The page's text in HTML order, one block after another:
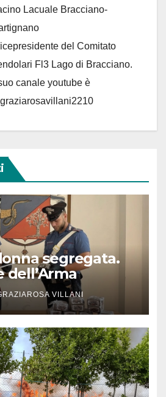
Lacuale Bracciano-
del Comitato
Fl3 Lago di Bracciano.
suo canale youtube è
segregata.
dell’Arma
VILLANI